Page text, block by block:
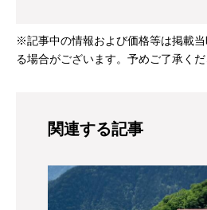
※記事中の情報および価格等は掲載
る場合がございます。予めご了承くだ
関連する記事